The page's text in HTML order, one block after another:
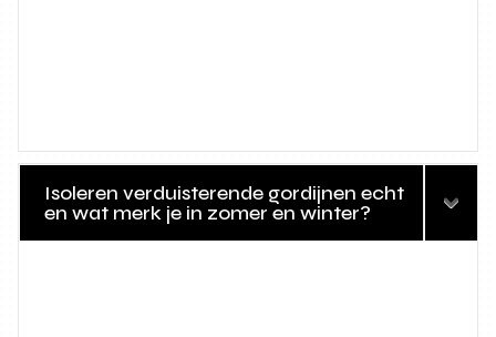
Isoleren verduisterende gordijnen echt
en wat merk je in zomer en winter?